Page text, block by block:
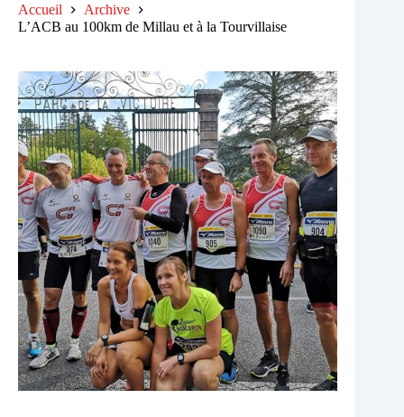
Accueil
Archive
L’ACB au 100km de Millau et à la Tourvillaise